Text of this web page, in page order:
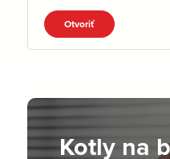
MEDZIKUSOM.pdf
Otvoriť
Kotly na